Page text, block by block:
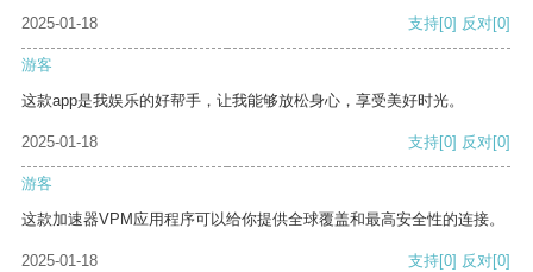
2025-01-18 支持[0] 反对[0]
游客
这款app是我娱乐的好帮手，让我能够放松身心，享受美好时光。
2025-01-18 支持[0] 反对[0]
游客
这款加速器VPM应用程序可以给你提供全球覆盖和最高安全性的连接。
2025-01-18 支持[0] 反对[0]